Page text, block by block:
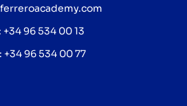
+34 96 534 00 13
+34 96 534 00 77